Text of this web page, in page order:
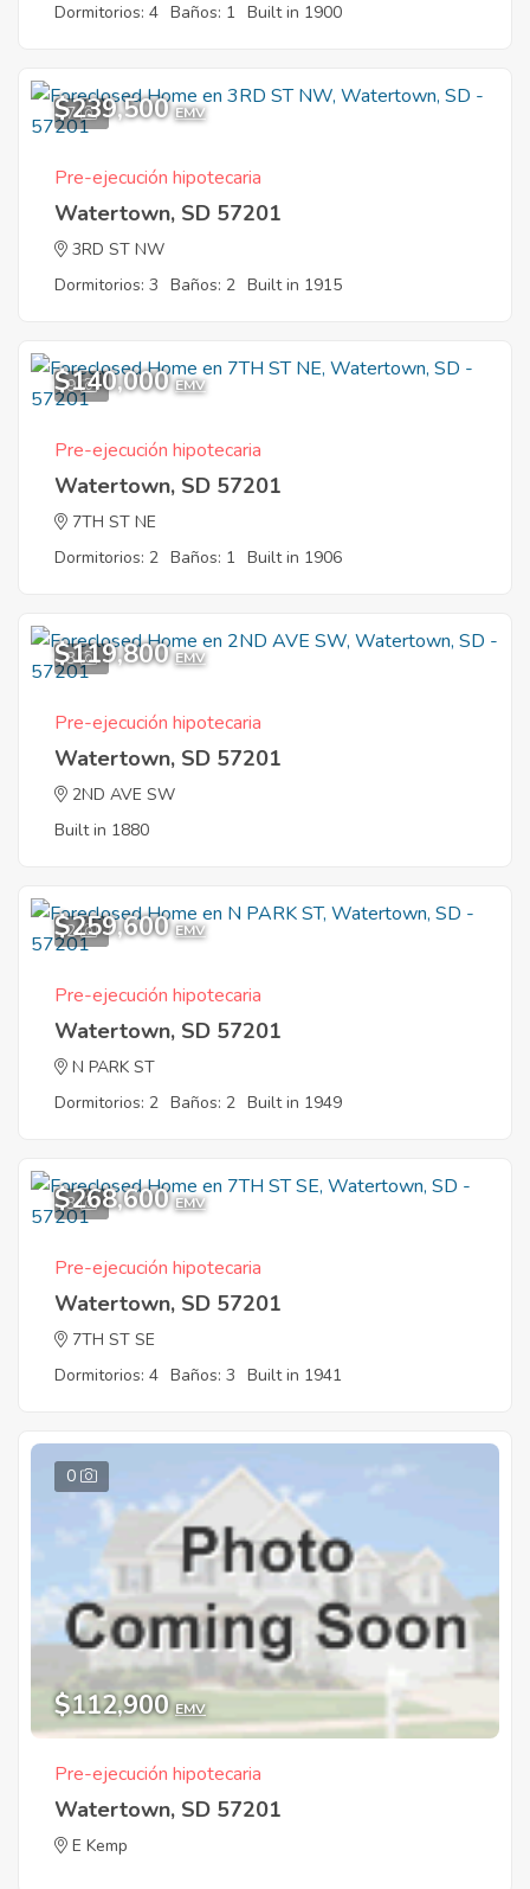
Dormitorios: 4 Baños: 1 Built in 1900
7
$239,500 EMV
Pre-ejecución hipotecaria
Watertown, SD 57201
3RD ST NW
Dormitorios: 3 Baños: 2 Built in 1915
9
$140,000 EMV
Pre-ejecución hipotecaria
Watertown, SD 57201
7TH ST NE
Dormitorios: 2 Baños: 1 Built in 1906
3
$119,800 EMV
Pre-ejecución hipotecaria
Watertown, SD 57201
2ND AVE SW
Built in 1880
2
$259,600 EMV
Pre-ejecución hipotecaria
Watertown, SD 57201
N PARK ST
Dormitorios: 2 Baños: 2 Built in 1949
3
$268,600 EMV
Pre-ejecución hipotecaria
Watertown, SD 57201
7TH ST SE
Dormitorios: 4 Baños: 3 Built in 1941
0
$112,900 EMV
Pre-ejecución hipotecaria
Watertown, SD 57201
E Kemp